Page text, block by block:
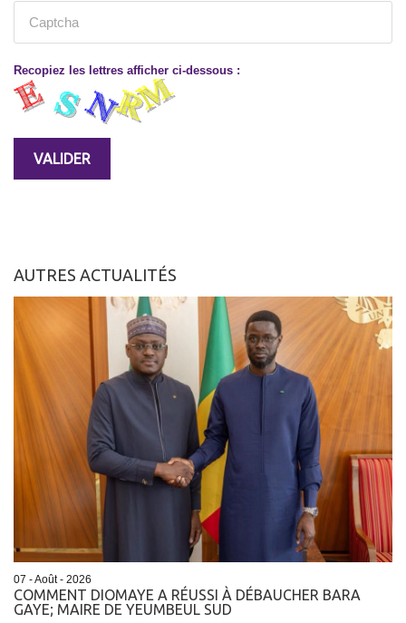
Recopiez les lettres afficher ci-dessous :
AUTRES ACTUALITÉS
07 - Août - 2026
COMMENT DIOMAYE A RÉUSSI À DÉBAUCHER BARA
GAYE; MAIRE DE YEUMBEUL SUD